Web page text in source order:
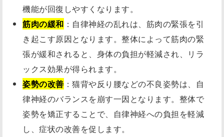
機能が回復しやすくなります。
筋肉の緩和 ：自律神経の乱れは、筋肉の緊張を引
き起こす原因となります。整体によって筋肉の緊
張が緩和されると、身体の負担が軽減され、リラ
ックス効果が得られます。
姿勢の改善 ：猫背や反り腰などの不良姿勢は、自
律神経のバランスを崩す一因となります。整体で
姿勢を矯正することで、自律神経への負担を軽減
し、症状の改善を促します。